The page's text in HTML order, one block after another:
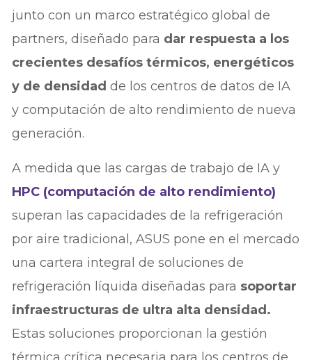
junto con un marco estratégico global de
partners, diseñado para dar respuesta a los
crecientes desafíos térmicos, energéticos
y de densidad de los centros de datos de IA
y computación de alto rendimiento de nueva
generación.
A medida que las cargas de trabajo de IA y
HPC (computación de alto rendimiento)
superan las capacidades de la refrigeración
por aire tradicional, ASUS pone en el mercado
una cartera integral de soluciones de
refrigeración líquida diseñadas para soportar
infraestructuras de ultra alta densidad.
Estas soluciones proporcionan la gestión